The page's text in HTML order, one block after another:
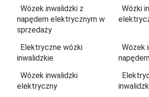
Wózek inwalidzki z
napędem elektrycznym w
sprzedaży
Wózki
Elektryczne wózki
inwalidzkie
Wózek
Wózek inwalidzki
elektryczny